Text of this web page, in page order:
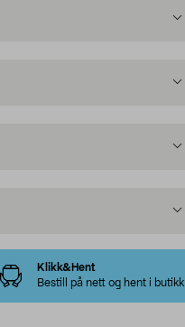
Klikk&Hent
Bestill på nett og hent i butikk